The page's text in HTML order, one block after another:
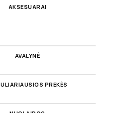
AKSESUARAI
AVALYNĖ
PREKĖS